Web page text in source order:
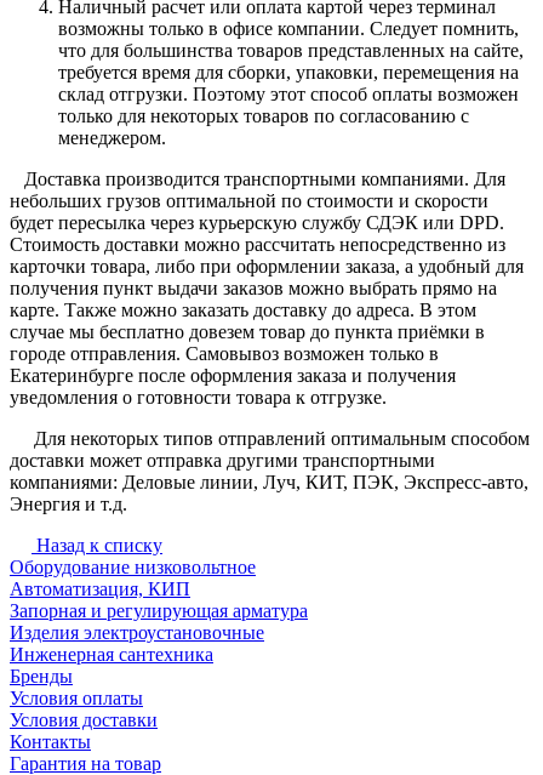
Наличный расчет или оплата картой через терминал
возможны только в офисе компании. Следует помнить,
что для большинства товаров представленных на сайте,
требуется время для сборки, упаковки, перемещения на
склад отгрузки. Поэтому этот способ оплаты возможен
только для некоторых товаров по согласованию с
менеджером.
Доставка производится транспортными компаниями. Для
небольших грузов оптимальной по стоимости и скорости
будет пересылка через курьерскую службу СДЭК или DPD.
Стоимость доставки можно рассчитать непосредственно из
карточки товара, либо при оформлении заказа, а удобный для
получения пункт выдачи заказов можно выбрать прямо на
карте. Также можно заказать доставку до адреса. В этом
случае мы бесплатно довезем товар до пункта приёмки в
городе отправления. Самовывоз возможен только в
Екатеринбурге после оформления заказа и получения
уведомления о готовности товара к отгрузке.
Для некоторых типов отправлений оптимальным способом
доставки может отправка другими транспортными
компаниями: Деловые линии, Луч, КИТ, ПЭК, Экспресс-авто,
Энергия и т.д.
Назад к списку
Оборудование низковольтное
Автоматизация, КИП
Запорная и регулирующая арматура
Изделия электроустановочные
Инженерная сантехника
Бренды
Условия оплаты
Условия доставки
Контакты
Гарантия на товар